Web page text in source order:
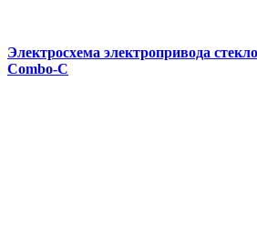
Электросхема электропривода
Combo-С